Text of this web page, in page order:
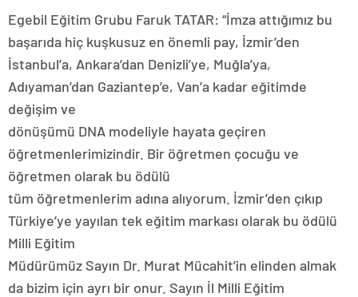
Egebil Eğitim Grubu Faruk TATAR: “İmza attığımız bu
başarıda hiç kuşkusuz en önemli pay, İzmir’den
İstanbul’a, Ankara’dan Denizli’ye, Muğla’ya,
Adıyaman’dan Gaziantep’e, Van’a kadar eğitimde
değişim ve
dönüşümü DNA modeliyle hayata geçiren
öğretmenlerimizindir. Bir öğretmen çocuğu ve
öğretmen olarak bu ödülü
tüm öğretmenlerim adına alıyorum. İzmir’den çıkıp
Türkiye’ye yayılan tek eğitim markası olarak bu ödülü
Milli Eğitim
Müdürümüz Sayın Dr. Murat Mücahit’in elinden almak
da bizim için ayrı bir onur. Sayın İl Milli Eğitim